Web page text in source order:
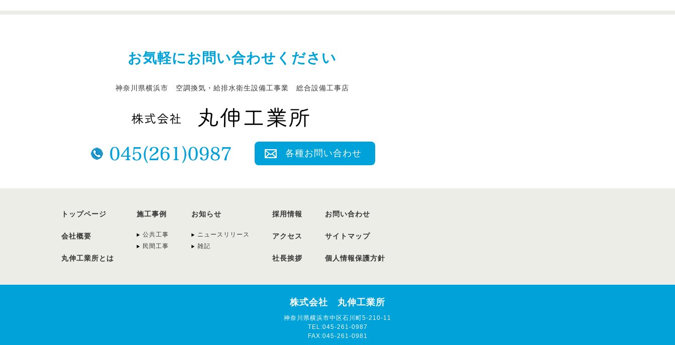
お気軽にお問い合わせください
神奈川県横浜市 空調換気・給排水衛生設備工事業 総合設備工事店
各種お問い合わせ
トップページ
会社概要
丸伸工業所とは
施工事例
公共工事
民間工事
お知らせ
ニュースリリース
雑記
採用情報
アクセス
社長挨拶
お問い合わせ
サイトマップ
個人情報保護方針
株式会社 丸伸工業所
神奈川県横浜市中区石川町5-210-11
TEL:045-261-0987
FAX:045-261-0981